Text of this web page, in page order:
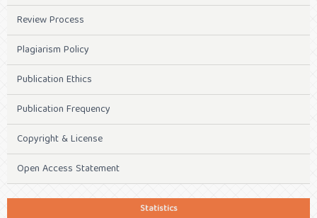
Review Process
Plagiarism Policy
Publication Ethics
Publication Frequency
Copyright & License
Open Access Statement
Statistics